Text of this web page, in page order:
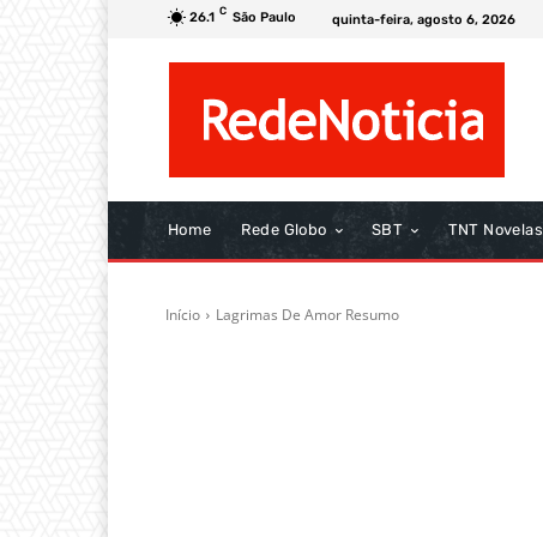
26.1 C São Paulo quinta-feira, agosto 6, 2026
Home Rede Globo SBT TNT Novelas
Início Lagrimas De Amor Resumo